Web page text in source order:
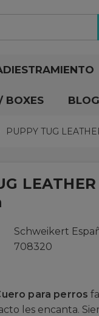
BOXES BLOG
PUPPY TUG
Schweikert
708320
para perros
les encanta.